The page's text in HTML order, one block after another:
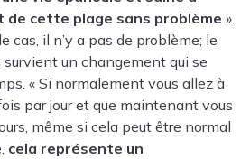
de cette plage sans problème ».
cas, il n’y a pas de problème; le
survient un changement qui se
« Si normalement vous allez à
par jour et que maintenant vous
même si cela peut être normal
cela représente un